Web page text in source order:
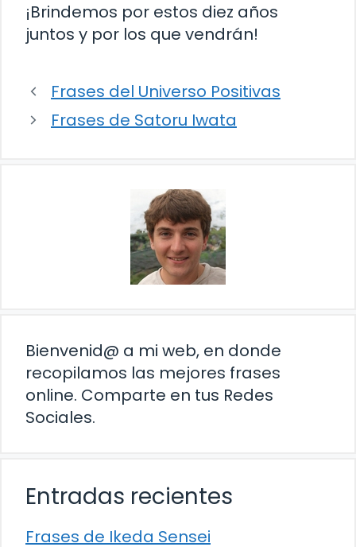
¡Brindemos por estos diez años
juntos y por los que vendrán!
Frases del Universo Positivas
Frases de Satoru Iwata
Bienvenid@ a mi web, en donde
recopilamos las mejores frases
online. Comparte en tus Redes
Sociales.
Entradas recientes
Frases de Ikeda Sensei